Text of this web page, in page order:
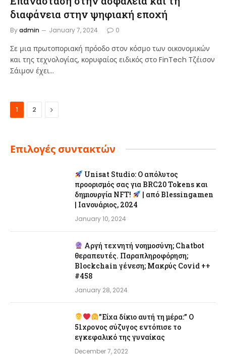
διαφάνεια στην ψηφιακή εποχή
Byadmin January 7, 2024 0
Σε μια πρωτοποριακή πρόοδο στον κόσμο των οικονομικών
και της τεχνολογίας, κορυφαίος ειδικός στο FinTech Τζέισον
Σάιμον έχει…
1 2 Next
Επιλογές συντακτών
Unisat Studio: Ο απόλυτος
προορισμός σας για BRC20 Tokens και
δημιουργία NFT!
| από Blessingamen
| Ιανουάριος, 2024
January 10, 2024
Αργή τεχνητή νοημοσύνη; Chatbot
θεραπευτές. Παραπληροφόρηση;
Blockchain γένεση; Μακρύς Covid ++
#458
January 28, 2024
”Είχα δίκιο αυτή τη μέρα:” Ο
51χρονος σύζυγος εντόπισε το
εγκεφαλικό της γυναίκας
December 7, 2022